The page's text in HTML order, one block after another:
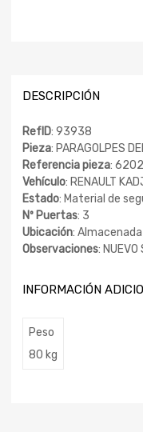
DESCRIPCIÓN
RefID: 93938
Pieza: PARAGOLPES
Referencia pieza:
Vehículo: RENAULT
Estado: Material de
Nº Puertas: 3
Ubicación: Almacenada
Observaciones: NUEVO
INFORMACIÓN
Peso
80 kg